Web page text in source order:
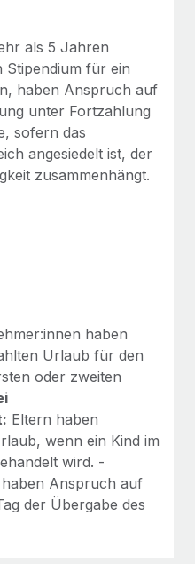
als 5 Jahren
Stipendium für ein
haben Anspruch auf
unter Fortzahlung
sofern das
angesiedelt ist, der
zusammenhängt.
haben
Urlaub für den
oder zweiten
Eltern haben
wenn ein Kind im
wird. -
Anspruch auf
der Übergabe des